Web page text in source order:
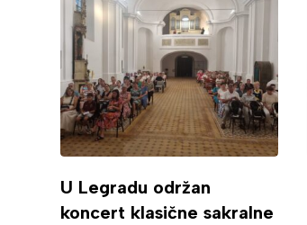
U Legradu održan
koncert klasične sakralne